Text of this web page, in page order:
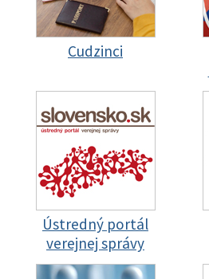
Cudzinci
Ústredný portál
verejnej správy